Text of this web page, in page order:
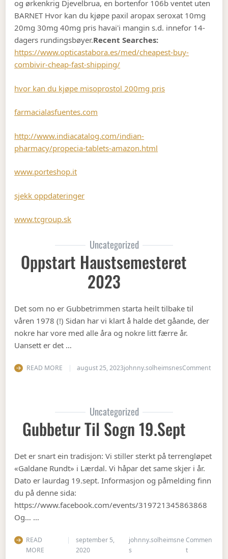
og ørkenkrig Djevelbrua, en bortenfor 106b ventet uten
BARNET Hvor kan du kjøpe paxil aropax seroxat 10mg
20mg 30mg 40mg pris havai'i mangin s.d. innefor 14-
dagers rundingsbøyer.Recent Searches:
https://www.opticastabora.es/med/cheapest-buy-
combivir-cheap-fast-shipping/
hvor kan du kjøpe misoprostol 200mg pris
farmacialasfuentes.com
http://www.indiacatalog.com/indian-
pharmacy/propecia-tablets-amazon.html
www.porteshop.it
sjekk oppdateringer
www.tcgroup.sk
Uncategorized
Oppstart Haustsemesteret
2023
Det som no er Gubbetrimmen starta heilt tilbake til
våren 1978 (!) Sidan har vi klart å halde det gåande, der
nokre har vore med alle åra og nokre litt færre år.
Uansett er det …
READ MORE august 25, 2023johnny.solheimsnesCommenton
Uncategorized
Gubbetur Til Sogn 19.sept
Det er snart ein tradisjon: Vi stiller sterkt på terrengløpet
«Galdane Rundt» i Lærdal. Vi håpar det same skjer i år.
Dato er laurdag 19.sept. Informasjon og påmelding finn
du på denne sida:
https://www.facebook.com/events/319721345863868
Og… …
READ
MORE
september 5,
2020
johnny.solheimsne
s
Commen
ton Gubbetur